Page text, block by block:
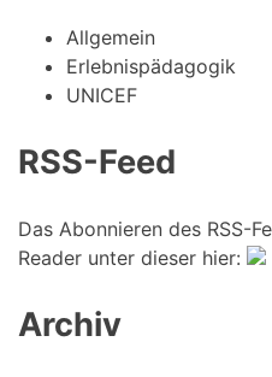
Allgemein
Erlebnispädagogik
UNICEF
RSS-Feed
Das Abonnieren des RSS-
Reader unter dieser hier:
Archiv